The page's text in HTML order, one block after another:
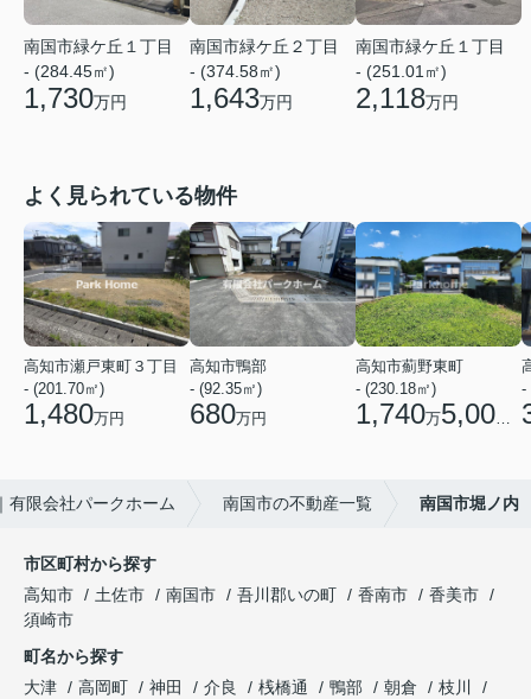
南国市緑ケ丘１丁目
- (284.45㎡)
1,730万円
南国市緑ケ丘２丁目
- (374.58㎡)
1,643万円
南国市緑ケ丘１丁目
- (251.01㎡)
2,118万円
よく見られている物件
高知市瀬戸東町３丁目
- (201.70㎡)
1,480万円
高知市鴨部
- (92.35㎡)
680万円
高知市薊野東町
- (230.18㎡)
1,740万5,000 円
-
有限会社パークホーム 南国市の不動産一覧 南国市堀ノ内
市区町村から探す
高知市
土佐市 南国市 吾川郡いの町 香南市
香美市
須崎市
町名から探す
大津
高岡町 神田 介良 桟橋通 鴨部 朝倉
枝川